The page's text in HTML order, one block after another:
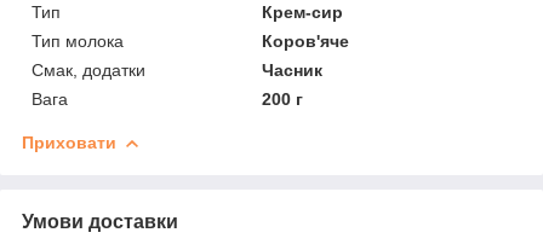
Тип
Крем-сир
Тип молока
Коров'яче
Смак, додатки
Часник
Вага
200 г
Приховати
Умови доставки